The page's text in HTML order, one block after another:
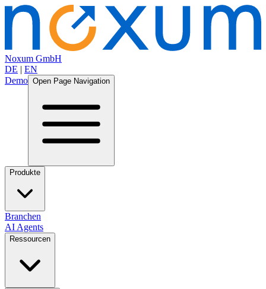
Noxum GmbH
DE | EN
Demo Open Page Navigation
Produkte
Branchen
AI Agents
Ressourcen